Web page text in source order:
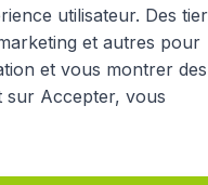
utilisé par
1h15 environ.
vous l'aéroport
utilisateur. Des
et autres pour
et vous montrer des
sur Accepter, vous